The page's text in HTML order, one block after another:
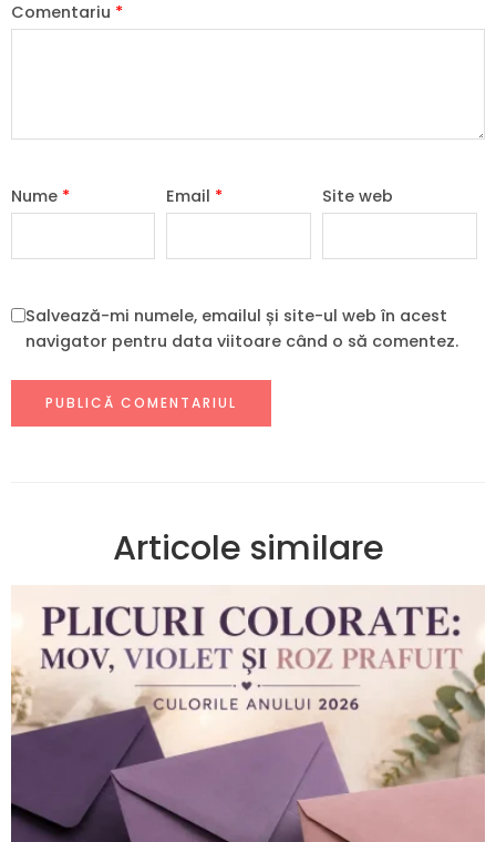
Comentariu *
Nume * Email * Site web
Salvează-mi numele, emailul și site-ul web în acest
navigator pentru data viitoare când o să comentez.
Articole similare